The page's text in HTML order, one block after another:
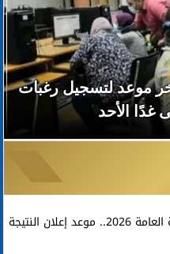
الجامعات 2026.. آخر موعد لتسجيل رغبات
غدًا الأحد
نتيجة الثانوية العامة 2026.. موعد إعلان النتيجة